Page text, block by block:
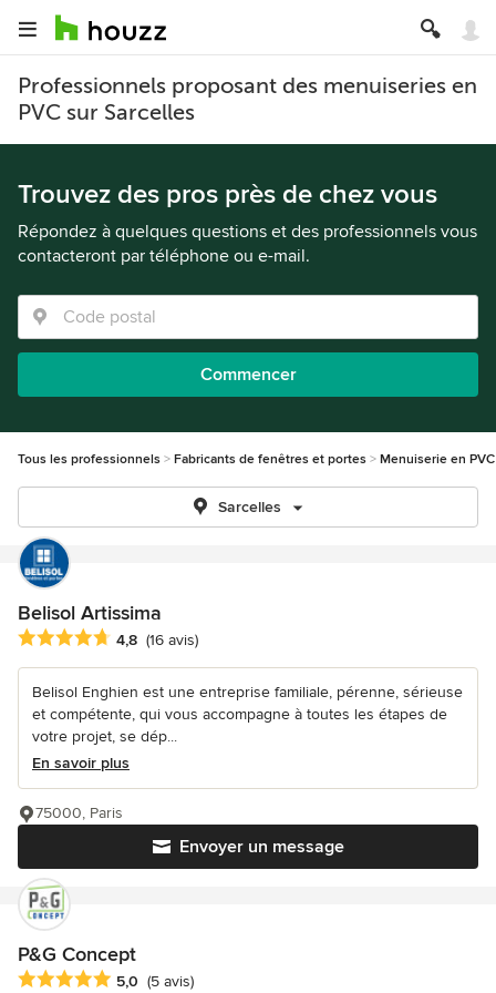
Professionnels proposant des menuiseries en
PVC sur Sarcelles
Trouvez des pros près de chez vous
Répondez à quelques questions et des professionnels vous
contacteront par téléphone ou e-mail.
Commencer
Tous les professionnels Fabricants de fenêtres et portes Menuiserie en PVC
Sarcelles
Belisol Artissima
Note moyenne : 4.8 étoiles sur 5
4,8 (16 avis)
Belisol Enghien est une entreprise familiale, pérenne, sérieuse
et compétente, qui vous accompagne à toutes les étapes de
votre projet, se dép...
En savoir plus
Envoyer un message
75000, Paris
P&G Concept
Note moyenne : 5 étoiles sur 5
5,0 (5 avis)